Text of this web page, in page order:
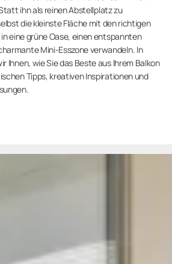
ihn als reinen Abstellplatz zu
die kleinste Fläche mit den richtigen
eine grüne Oase, einen entspannten
Mini-Esszone verwandeln. In
Ihnen, wie Sie das Beste aus Ihrem Balkon
Tipps, kreativen Inspirationen und